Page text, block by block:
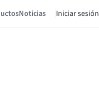
Noticias Iniciar sesión